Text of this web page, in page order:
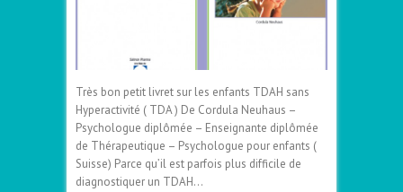
Très bon petit livret sur les enfants TDAH sans
Hyperactivité ( TDA ) De Cordula Neuhaus –
Psychologue diplômée – Enseignante diplômée
de Thérapeutique – Psychologue pour enfants (
Suisse) Parce qu’il est parfois plus difficile de
diagnostiquer un TDAH…